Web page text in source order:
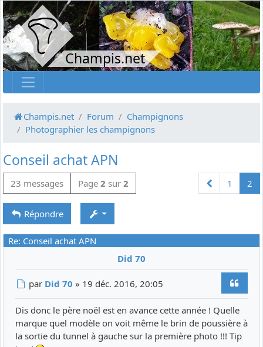
Champis.net
Champis.net Forum
Champignons
Photographier les champignons
Conseil achat APN
Précédente
1 2
23 messages Page 2 sur 2
Répondre
Re: Conseil achat APN
Did 70
Message
par Did 70 » 19 déc. 2016, 20:05
Dis donc le père noël est en avance cette année ! Quelle
marque quel modèle on voit même le brin de poussière à
la sortie du tunnel à gauche sur la première photo !!! Tip